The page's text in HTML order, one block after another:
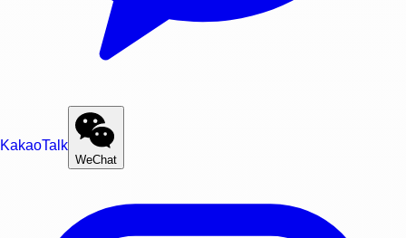
KakaoTalk
WeChat